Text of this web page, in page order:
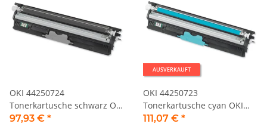
OKI 44250724
Tonerkartusche schwarz OKI
C110 Serie
97,93 € *
AUSVERKAUFT
OKI 44250723
Tonerkartusche cyan OKI
C110 Serie
111,07 € *